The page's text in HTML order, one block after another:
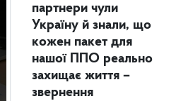
партнери чули
Україну й знали, що
кожен пакет для
нашої ППО реально
захищає життя –
звернення